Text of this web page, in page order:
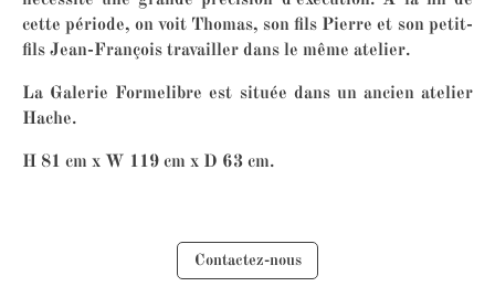
cette période, on voit Thomas, son fils Pierre et son petit-
fils Jean-François travailler dans le même atelier.
La Galerie Formelibre est située dans un ancien atelier
Hache.
H 81 cm x W 119 cm x D 63 cm.
Contactez-nous